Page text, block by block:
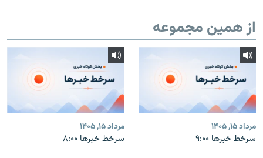
از همین مجموعه
مرداد ۱۵, ۱۴۰۵
سرخط خبرها ۹:۰۰
مرداد ۱۵, ۱۴۰۵
سرخط خبرها ۸:۰۰